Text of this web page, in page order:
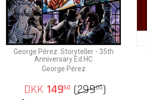
George Pérez: Storyteller - 35th
Anniversary Ed HC
George Pérez
DKK 14950 (29900)